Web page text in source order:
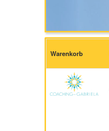
Warenkorb